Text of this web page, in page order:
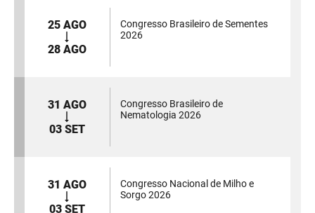
25 AGO
28 AGO
Congresso Brasileiro de Sementes
2026
31 AGO
03 SET
Congresso Brasileiro de
Nematologia 2026
31 AGO
03 SET
Congresso Nacional de Milho e
Sorgo 2026